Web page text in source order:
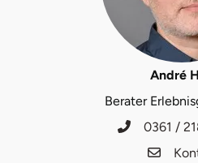
André
Berater
0361 /